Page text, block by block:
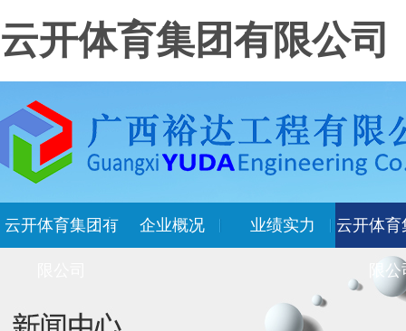
云开体育集团有限公司
云开体育集团有 企业概况 业绩实力 云开体育
限